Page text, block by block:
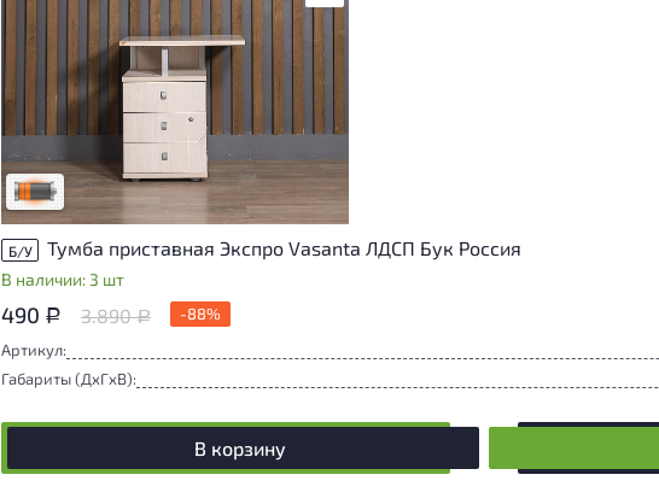
Товар имеет повреждения и/или следы
эксплуатации, влияющие на внешний вид
и удобство его использования
Высокая степень износа
Б/У Тумба приставная Экспро Vasanta ЛДСП Бук Россия
В наличии: 3 шт
490 Р 3.890Р
-88%
Артикул:
Габариты (ДxГxВ):
В корзину